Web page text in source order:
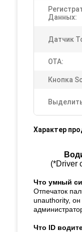
Данных:
Датчик
OTA:
Кнопка
Характер
(*Driver
Что умный
Отпечаток
unauthority, он
Что ID